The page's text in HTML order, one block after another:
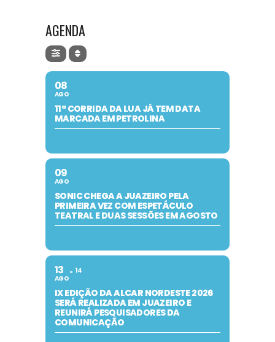
AGENDA
08
AGO
11ª CORRIDA DA LUA JÁ TEM DATA
MARCADA EM PETROLINA
09
AGO
SONIC CHEGA A JUAZEIRO PELA
PRIMEIRA VEZ COM ESPETÁCULO
TEATRAL E DUAS SESSÕES EM AGOSTO
13
AGO
14
IX EDIÇÃO DA ALCAR NORDESTE 2026
SERÁ REALIZADA EM JUAZEIRO E
REUNIRÁ PESQUISADORES DA
COMUNICAÇÃO